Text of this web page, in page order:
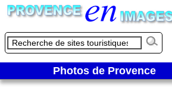
Photos de Provence